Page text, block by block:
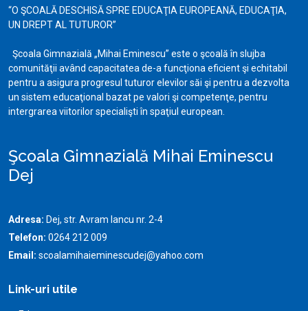
“O ŞCOALĂ DESCHISĂ SPRE EDUCAŢIA EUROPEANĂ, EDUCAŢIA,
UN DREPT AL TUTUROR”
Şcoala Gimnazială „Mihai Eminescu” este o şcoală în slujba
comunităţii având capacitatea de-a funcţiona eficient şi echitabil
pentru a asigura progresul tuturor elevilor săi şi pentru a dezvolta
un sistem educaţional bazat pe valori şi competenţe, pentru
intergrarea viitorilor specialişti în spaţiul european.
Şcoala Gimnazială Mihai Eminescu
Dej
Adresa: Dej, str. Avram Iancu nr. 2-4
Telefon: 0264 212 009
Email: scoalamihaieminescudej@yahoo.com
Link-uri utile